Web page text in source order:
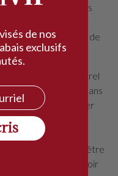
il faut oser aller vers
végétaux, quitte à
ces arômes de
il est davantage naturel
souvent jeune et sans
de la mer vont inviter
Souvent, ce type de
au climat plus
la mer. Il faut donc être
mais aussi du terroir
de nos
exclusifs